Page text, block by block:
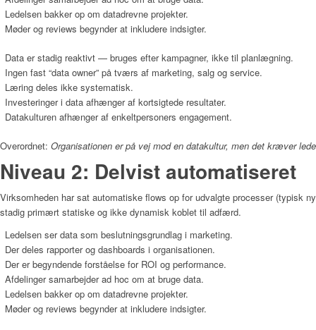
Ledelsen bakker op om datadrevne projekter.
Møder og reviews begynder at inkludere indsigter.
Data er stadig reaktivt — bruges efter kampagner, ikke til planlægning.
Ingen fast “data owner” på tværs af marketing, salg og service.
Læring deles ikke systematisk.
Investeringer i data afhænger af kortsigtede resultater.
Datakulturen afhænger af enkeltpersoners engagement.
Overordnet: Organisationen er på vej mod en datakultur, men det kræver
Niveau 2: Delvist automatiseret
Virksomheden har sat automatiske flows op for udvalgte processer (typisk
stadig primært statiske og ikke dynamisk koblet til adfærd.
Ledelsen ser data som beslutningsgrundlag i marketing.
Der deles rapporter og dashboards i organisationen.
Der er begyndende forståelse for ROI og performance.
Afdelinger samarbejder ad hoc om at bruge data.
Ledelsen bakker op om datadrevne projekter.
Møder og reviews begynder at inkludere indsigter.